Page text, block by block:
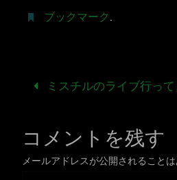
ブックマーク .
ミスチルのライブ行って
コメントを残す
メールアドレスが公開されることは